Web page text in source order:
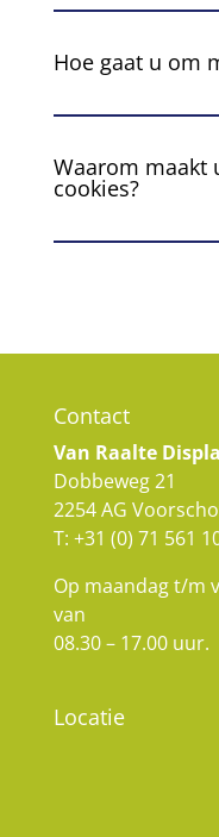
Hoe gaat u om
Waarom maakt
cookies?
Contact
Van Raalte
Dobbeweg 21
2254 AG
T: +31 (0) 71 561
Op maandag t/m
van
08.30 – 17.00 uur.
Locatie